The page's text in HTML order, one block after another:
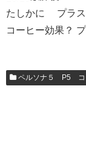
たしかに プラ
コーヒー効果？
ペルソナ５ P5